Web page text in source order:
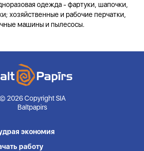
одежда - фартуки, шапочки,
хозяйственные и рабочие перчатки,
машины и пылесосы.
© 2026 Copyright SIA
Baltpapirs
экономия
работу